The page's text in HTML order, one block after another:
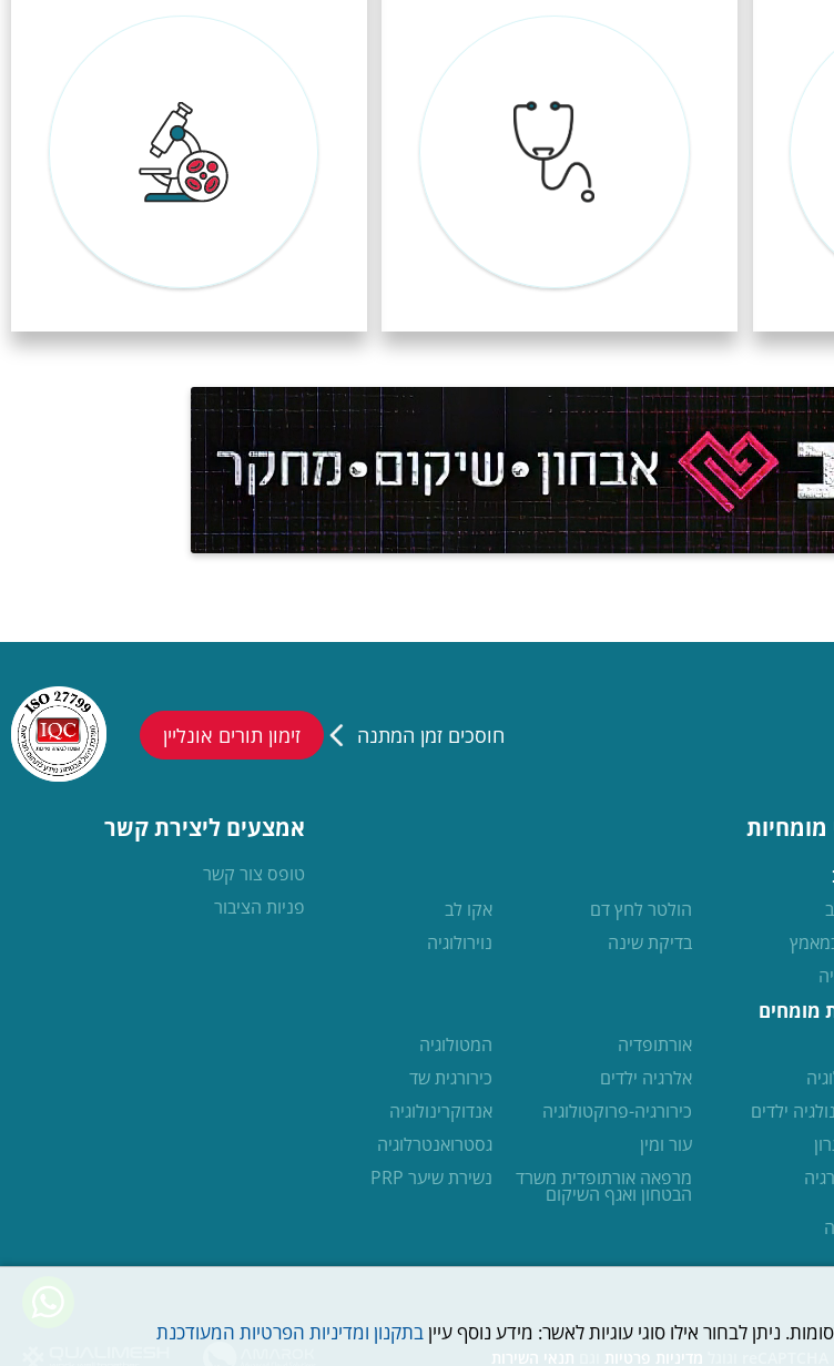
חוסכים זמן המתנה זימון תורים אונליין
מומחיות
הולטר לחץ דם
אקו לב
בדיקת שינה
נוירולוגיה
מומחים
אורתופדיה
המטולוגיה
אלרגיה ילדים
כירורגית שד
ילדים
כירורגיה-פרוקטולוגיה
אנדוקרינולוגיה
עור ומין
גסטרואנטרלוגיה
מרפאה אורתופדית משרד
הבטחון ואגף השיקום
נשירת שיער PRP
אמצעים ליצירת קשר
טופס צור קשר
פניות הציבור
מדיניות פרטיות תנאי השירות
ניתן לבחור אילו סוגי עוגיות לאשר: מידע נוסף עיין בתקנון ומדיניות הפרטיות המעודכנת